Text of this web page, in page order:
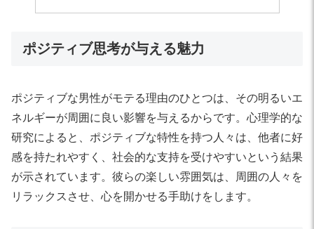
ポジティブ思考が与える魅力
ポジティブな男性がモテる理由のひとつは、その明るいエ
ネルギーが周囲に良い影響を与えるからです。心理学的な
研究によると、ポジティブな特性を持つ人々は、他者に好
感を持たれやすく、社会的な支持を受けやすいという結果
が示されています。彼らの楽しい雰囲気は、周囲の人々を
リラックスさせ、心を開かせる手助けをします。